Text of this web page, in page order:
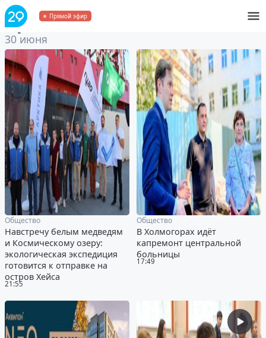
Прямой эфир
Архивза 30 июня 2022
30 июня
21:55
Общество
Навстречу белым медведям
и Космическому озеру:
экологическая экспедиция
готовится к отправке на
остров Хейса
17:49
Общество
В Холмогорах идёт
капремонт центральной
больницы